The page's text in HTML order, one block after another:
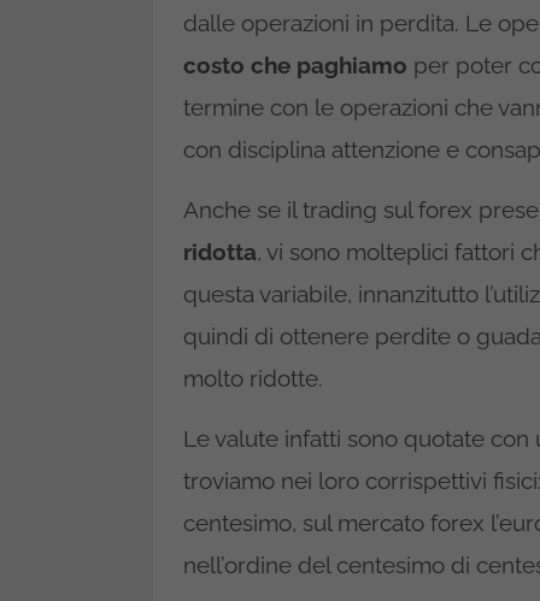
dalle operazioni in perdita. Le
costo che paghiamo per poter
termine con le operazioni che
con disciplina attenzione e
Anche se il trading sul forex
ridotta, vi sono molteplici fattori
questa variabile, innanzitutto
quindi di ottenere perdite o
molto ridotte.
Le valute infatti sono quotate
troviamo nei loro corrispettivi
centesimo, sul mercato forex
nell’ordine del centesimo di